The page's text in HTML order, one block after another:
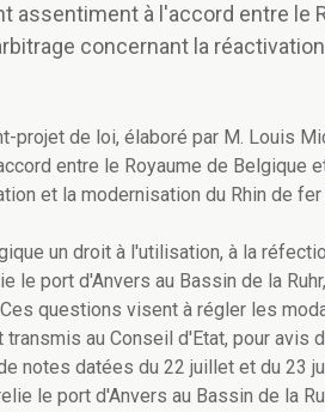
assentiment à l'accord entre le
concernant la
projet de loi, élaboré par M. Louis
entre le Royaume de Belgique
et la modernisation du Rhin de fer
un droit à l'utilisation, à la
le port d'Anvers au Bassin de la
questions visent à régler les
au Conseil d'Etat, pour avis
notes datées du 22 juillet et du 23
le port d'Anvers au Bassin de la